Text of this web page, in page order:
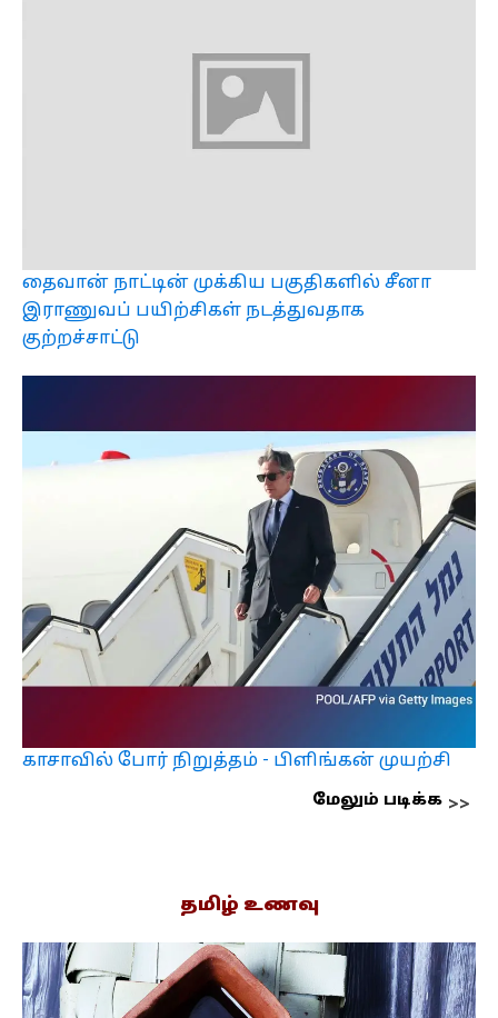
தைவான் நாட்டின் முக்கிய பகுதிகளில் சீனா
இராணுவப் பயிற்சிகள் நடத்துவதாக
குற்றச்சாட்டு
காசாவில் போர் நிறுத்தம் - பிளிங்கன் முயற்சி
மேலும் படிக்க
தமிழ் உணவு